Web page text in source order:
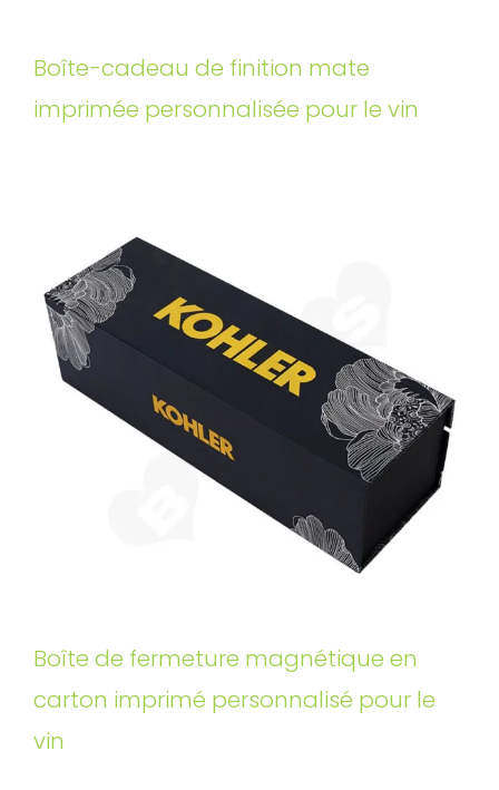
Boîte-cadeau de finition mate
imprimée personnalisée pour le vin
Boîte de fermeture magnétique en
carton imprimé personnalisé pour le
vin